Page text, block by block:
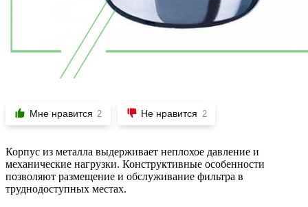
Мне нравится 2 Не нравится 2
Корпус из металла выдерживает неплохое давление и
механические нагрузки. Конструктивные особенности
позволяют размещение и обслуживание фильтра в
труднодоступных местах.